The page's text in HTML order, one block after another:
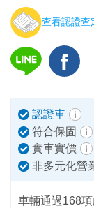
查看認證查
認證車
符合保固
實車實價
非多元化營
車輛通過168